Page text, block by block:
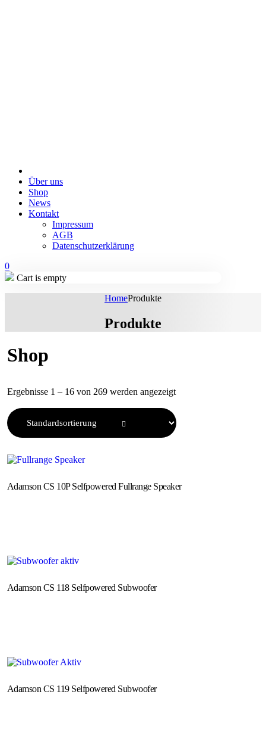
Über uns
Shop
News
Kontakt
Impressum
AGB
Datenschutzerklärung
0
Cart is empty
HomeProdukte
Produkte
Shop
Ergebnisse 1 – 16 von 269 werden angezeigt
Adamson CS 10P Selfpowered Fullrange Speaker
Adamson CS 118 Selfpowered Subwoofer
Adamson CS 119 Selfpowered Subwoofer